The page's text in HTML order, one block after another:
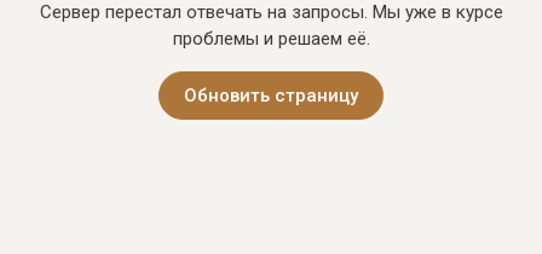
Сервер перестал отвечать на запросы. Мы уже в курсе
проблемы и решаем её.
Обновить страницу